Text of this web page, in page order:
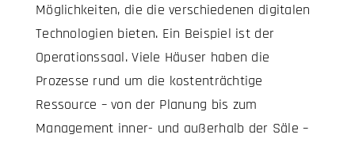
Möglichkeiten, die die verschiedenen digitalen
Technologien bieten. Ein Beispiel ist der
Operationssaal. Viele Häuser haben die
Prozesse rund um die kostenträchtige
Ressource – von der Planung bis zum
Management inner- und außerhalb der Säle –